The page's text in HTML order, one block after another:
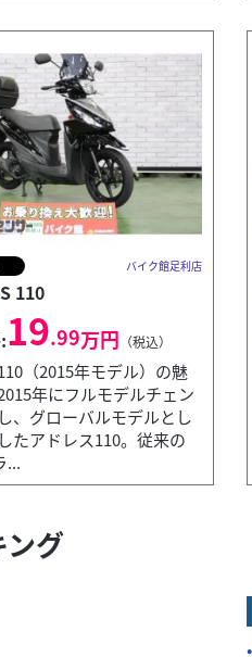
バイク館足利店
110
19.99万円 （税込）
（2015年モデル）の魅
年にフルモデルチェン
、グローバルモデルとし
たアドレス110。従来の
...
グ